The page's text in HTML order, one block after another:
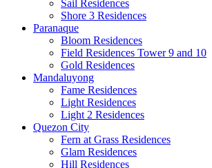
Sail Residences
Shore 3 Residences
Paranaque
Bloom Residences
Field Residences Tower 9 and 10
Gold Residences
Mandaluyong
Fame Residences
Light Residences
Light 2 Residences
Quezon City
Fern at Grass Residences
Glam Residences
Hill Residences